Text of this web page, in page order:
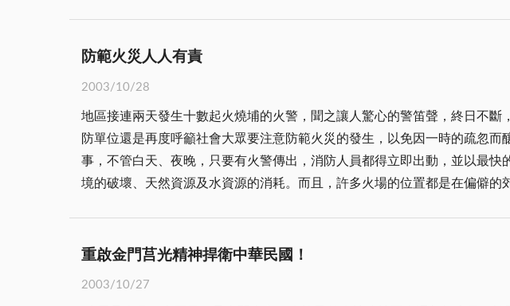
貨便宜，購買食用或到市場販售賺取價差，屬於灘頭小額買賣行為。畢竟
的車聲吵得無法入睡，房舍被卡車強行通過，撞得坑坑洞洞無處索賠，夜夜不得安寧！ 或許，走私本來就是犯法行為，而且，私貨將被
歸，還要吃牢飯；特別是走私槍枝、毒品等違禁品，更是罪加一等，所以
演出，因而肇事闖禍事件層出不窮。去年四月，地區即發生警方會同岸巡
名幹員，亦遭私梟倒車撞成重傷，生命垂危！由此可見，私梟為逃避緝捕，往往不擇手段。 總之，地區自解除軍管之後，國人憑
防範火災人人有責
2003/10/28
地區接連兩天發生十數起火燒埔的火警，聞之讓人驚心的警笛聲，終日不
防單位還是再度呼籲社會大眾要注意防範火災的發生，以免因一時的疏忽而釀成不可預知的災害。 在秋冬之際發生火燒
事，不管白天、夜晚，只要有火警傳出，消防人員都得立即出動，並以最
境的破壞、天然資源及水資源的消耗。而且，許多火場的位置都是在偏僻
經常結合志工團體針對不同的季節、需求、特性，不斷的加強各項防火宣
重啟金門莒光精神捍衛中華民國！
2003/10/27